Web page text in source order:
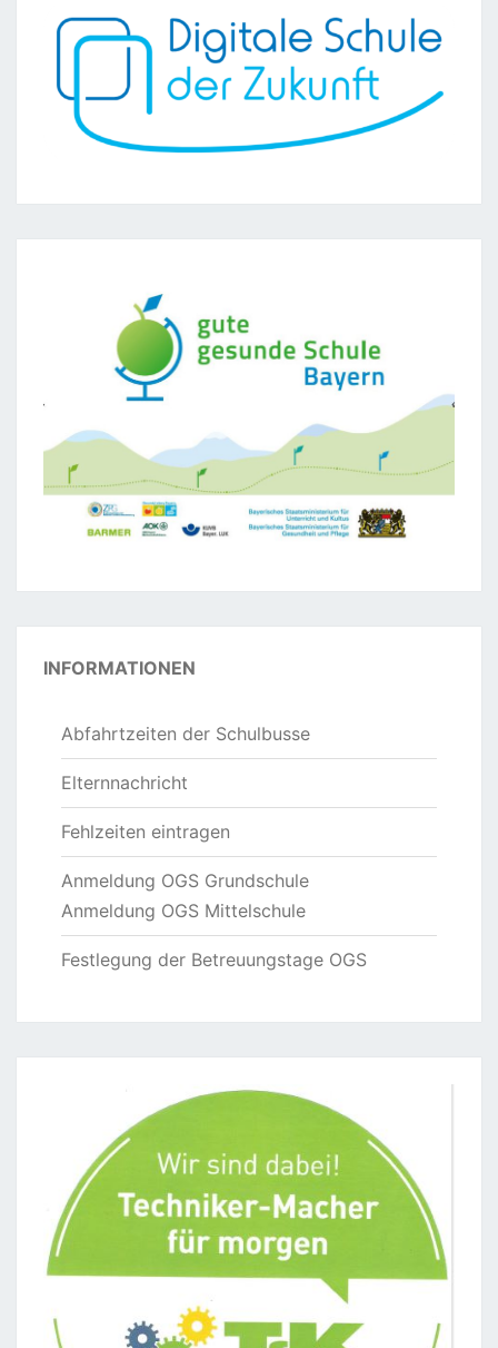
INFORMATIONEN
Abfahrtzeiten der Schulbusse
Elternnachricht
Fehlzeiten eintragen
Anmeldung OGS Grundschule
Anmeldung OGS Mittelschule
Festlegung der Betreuungstage OGS